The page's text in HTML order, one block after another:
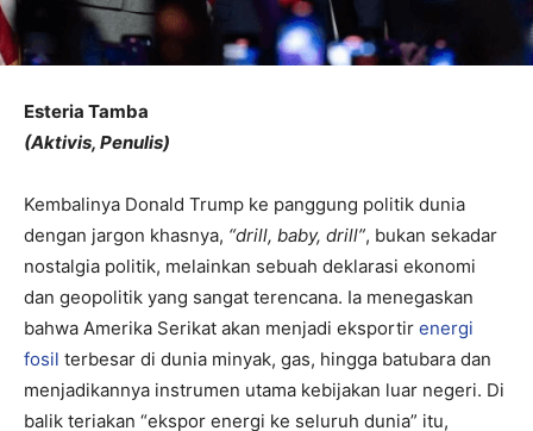
Esteria Tamba
(Aktivis, Penulis)
Kembalinya Donald Trump ke panggung politik dunia
dengan jargon khasnya, “drill, baby, drill”, bukan sekadar
nostalgia politik, melainkan sebuah deklarasi ekonomi
dan geopolitik yang sangat terencana. Ia menegaskan
bahwa Amerika Serikat akan menjadi eksportir energi
fosil terbesar di dunia minyak, gas, hingga batubara dan
menjadikannya instrumen utama kebijakan luar negeri. Di
balik teriakan “ekspor energi ke seluruh dunia” itu,